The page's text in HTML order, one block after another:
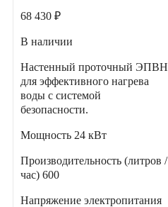
68 430 ₽
В наличии
Настенный проточный ЭПВН
для эффективного нагрева
воды с системой
безопасности.
Мощность 24 кВт
Производительность (литров /
час) 600
Напряжение электропитания